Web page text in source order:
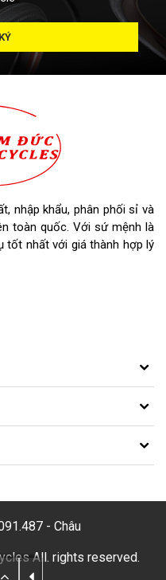
nhập khẩu, phân phối sỉ và
toàn quốc. Với sứ mệnh là
tốt nhất với giá thành hợp lý
- Châu
All. rights reserved.